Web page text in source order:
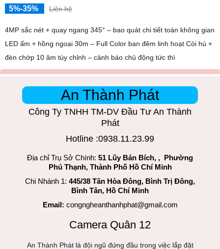
5%-35% Liên hệ
4MP sắc nét + quay ngang 345° – bao quát chi tiết toàn không gian
LED ấm + hồng ngoại 30m – Full Color ban đêm linh hoạt Còi hú +
đèn chớp 10 âm tùy chỉnh – cảnh báo chủ động tức thì
An Thành Phát
Công Ty TNHH TM-DV Đầu Tư An Thành
Phát
Hotline :0938.11.23.99
Địa chỉ Trụ Sở Chính: 51 Lũy Bán Bích, , Phường
Phú Thạnh, Thành Phố Hồ Chí Minh
Chi Nhánh 1: 445/38 Tân Hòa Đông, Bình Trị Đông,
Bình Tân, Hồ Chí Minh
Email: congngheanthanhphat@gmail.com
Camera Quân 12
An Thành Phát là đội ngũ đứng đầu trong việc lắp đặt